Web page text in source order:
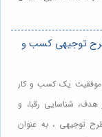
طرح توجیهی کسب و
موفقیت یک کسب و کار
هدف، شناسایی رقبا، و
توجیهی ، به عنوان